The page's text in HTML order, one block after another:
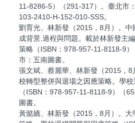
11-8286-5）（291-317）。臺北市
103-2410-H-152-010-SSS。
劉育光、林新發（2015，8月）。
成背景.過程與問題。載於林新發主
策略（ISBN：978-957-11-8118-9
市：五南圖書。
張文斌、蔡麗華、林新發（2015，
校轉型整併與退場之因應策略。學
（ISBN：978-957-11-8118-9）（
圖書。
黃懿嬌、林新發（2015，8月）。